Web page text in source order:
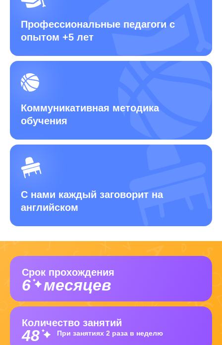
Профессиональные педагоги с
опытом +5 лет
Коммуникативная методика
обучения
С нами каждый заговорит на
английском
Срок прохождения
6 месяцев
Количество занятий
48 При занятиях 2 раза в неделю